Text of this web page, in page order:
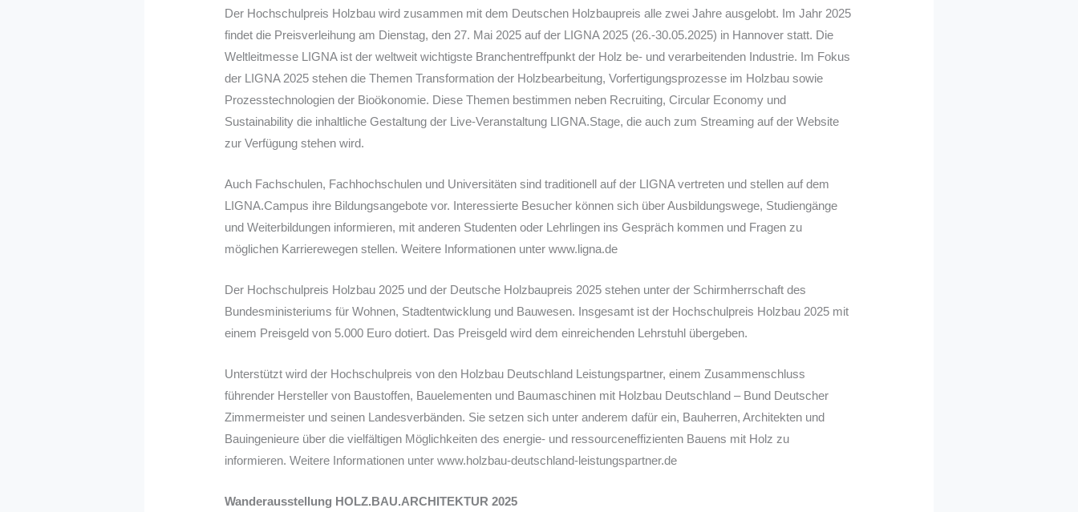
Der Hochschulpreis Holzbau wird zusammen mit dem Deutschen Holzbaupreis alle zwei Jahre ausgelobt. Im Jahr 2025
findet die Preisverleihung am Dienstag, den 27. Mai 2025 auf der LIGNA 2025 (26.-30.05.2025) in Hannover statt. Die
Weltleitmesse LIGNA ist der weltweit wichtigste Branchentreffpunkt der Holz be- und verarbeitenden Industrie. Im Fokus
der LIGNA 2025 stehen die Themen Transformation der Holzbearbeitung, Vorfertigungsprozesse im Holzbau sowie
Prozesstechnologien der Bioökonomie. Diese Themen bestimmen neben Recruiting, Circular Economy und
Sustainability die inhaltliche Gestaltung der Live-Veranstaltung LIGNA.Stage, die auch zum Streaming auf der Website
zur Verfügung stehen wird.
Auch Fachschulen, Fachhochschulen und Universitäten sind traditionell auf der LIGNA vertreten und stellen auf dem
LIGNA.Campus ihre Bildungsangebote vor. Interessierte Besucher können sich über Ausbildungswege, Studiengänge
und Weiterbildungen informieren, mit anderen Studenten oder Lehrlingen ins Gespräch kommen und Fragen zu
möglichen Karrierewegen stellen. Weitere Informationen unter www.ligna.de
Der Hochschulpreis Holzbau 2025 und der Deutsche Holzbaupreis 2025 stehen unter der Schirmherrschaft des
Bundesministeriums für Wohnen, Stadtentwicklung und Bauwesen. Insgesamt ist der Hochschulpreis Holzbau 2025 mit
einem Preisgeld von 5.000 Euro dotiert. Das Preisgeld wird dem einreichenden Lehrstuhl übergeben.
Unterstützt wird der Hochschulpreis von den Holzbau Deutschland Leistungspartner, einem Zusammenschluss
führender Hersteller von Baustoffen, Bauelementen und Baumaschinen mit Holzbau Deutschland – Bund Deutscher
Zimmermeister und seinen Landesverbänden. Sie setzen sich unter anderem dafür ein, Bauherren, Architekten und
Bauingenieure über die vielfältigen Möglichkeiten des energie- und ressourceneffizienten Bauens mit Holz zu
informieren. Weitere Informationen unter www.holzbau-deutschland-leistungspartner.de
Wanderausstellung HOLZ.BAU.ARCHITEKTUR 2025